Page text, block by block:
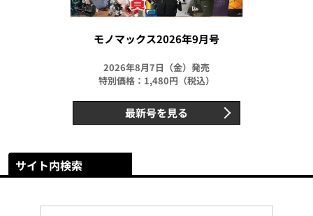
モノマックス2026年9月号
2026年8月7日（金）発売
特別価格：1,480円（税込）
最新号を見る
サイト内検索